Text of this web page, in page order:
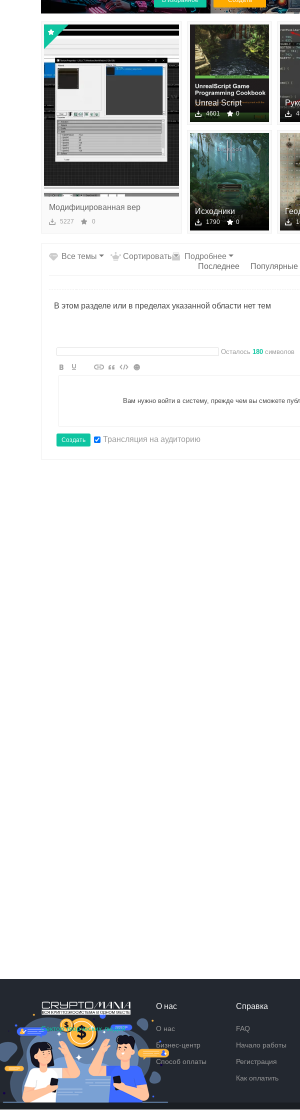
сек
то
р
Модифицированная вер
5227 0
Unreal Script
4601 0
Исходники
Essence Interface
д
1790 0
зач
Все темы Сортировать
Подробнее
Последнее
Популярные
В этом разделе или в пределах указанной области нет тем
Осталось 180 символов
Вам нужно войти в систему, прежде чем вы сможете
Создать Трансляция на аудиторию
Сектор творческих людей
О нас
О нас
Бизнес-центр
Способ оплаты
Справка
FAQ
Начало работы
Регистрация
Как оплатить